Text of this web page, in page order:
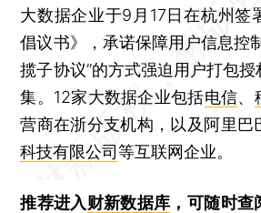
大数据企业于9月17日在杭州签
倡议书》，承诺保障用户信息控
揽子协议”的方式强迫用户打包
集。12家大数据企业包括电信、
营商在浙分支机构，以及阿里巴
科技有限公司等互联网企业。
推荐进入财新数据库 ，可随时查